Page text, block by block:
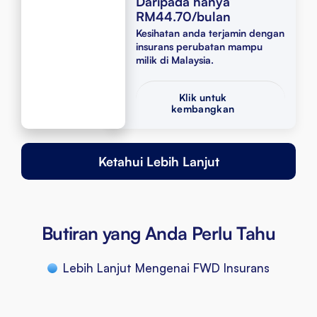
RM44.70/bulan
Kesihatan anda terjamin dengan
insurans perubatan mampu
milik di Malaysia.
Klik untuk
kembangkan
Penerimaan Tanpa Tunai dan Tanpa Kerumitan
Kepada kebanyakan hospital utama dan pusat perubatan di
seluruh Malaysia.
dan pesakit luar.
Ketahui Lebih Lanjut
Butiran yang Anda Perlu Tahu
Lebih Lanjut Mengenai FWD Insurans